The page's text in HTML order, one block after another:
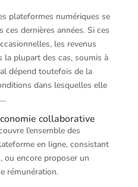
plateformes numériques se
dernières années. Si ces
les revenus
la plupart des cas, soumis à
dépend toutefois de la
dans lesquelles elle
collaborative
l’ensemble des
en ligne, consistant
ou encore proposer un
rémunération.